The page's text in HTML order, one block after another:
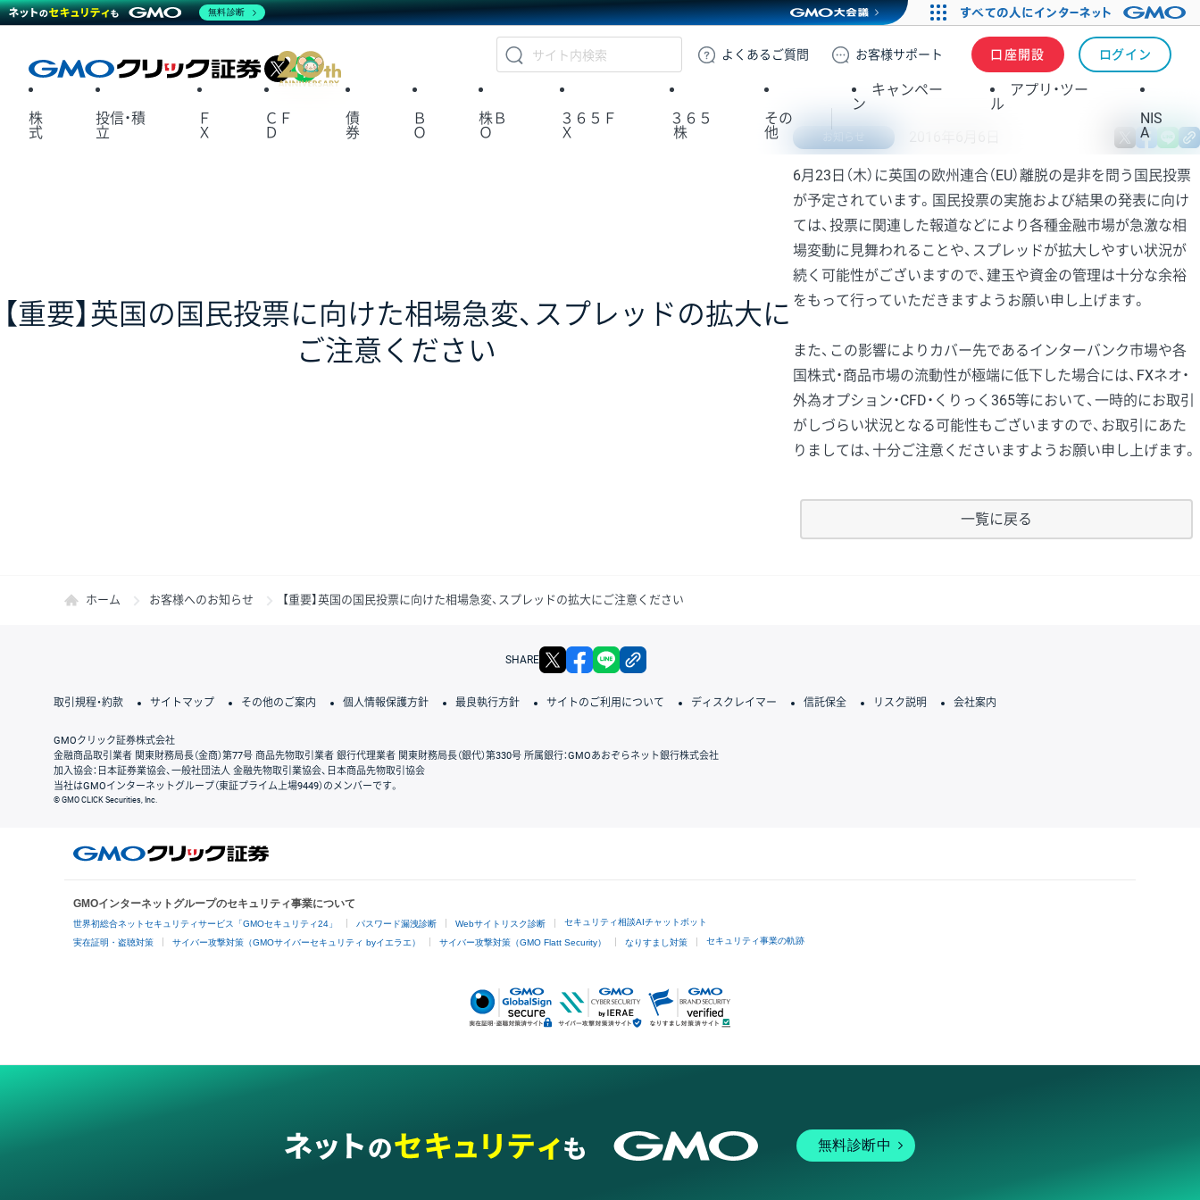
GMOクリック証券
よくある ご質問 お客様サポート 口座開設 ログイン
X
株
式
投信・積
立
Ｆ
Ｘ
ＣＦ
Ｄ
債
券
Ｂ
Ｏ
株Ｂ
Ｏ
３６５Ｆ
Ｘ
３６５
株
その
他
キャンペー
ン
アプリ・ツー
ル
NIS
A
【重要】英国の国民投票に向けた相場急変、スプレッドの拡大に
ご注意ください
X
6月23日（木）に英国の欧州連合（EU）離脱の是非を問う国民投票
が予定されています。国民投票の実施および結果の発表に向け
ては、投票に関連した報道などにより各種金融市場が急激な相
場変動に見舞われることや、スプレッドが拡大しやすい状況が
続く可能性がございますので、建玉や資金の管理は十分な余裕
をもって行っていただきますようお願い申し上げます。
また、この影響によりカバー先であるインターバンク市場や各
国株式・商品市場の流動性が極端に低下した場合には、FXネオ・
外為オプション・CFD・くりっく365等において、一時的にお取引
がしづらい状況となる可能性もございますので、お取引にあた
りましては、十分ご注意くださいますようお願い申し上げます。
一覧に戻る
ホーム お客様へのお知らせ 【重要】英国の国民投票に向けた相場急変、スプレッドの拡大にご注意ください
SHARE X facebook
取引規程・約款 サイトマップ その他のご案内 個人情報保護方針 最良執行方針 サイトのご利用について ディスクレイマー 信託保全 リスク説明 会社案内
GMOクリック証券株式会社
金融商品取引業者 関東財務局長（金商）第77号 商品先物取引業者 銀行代理業者 関東財務局長（銀代）第330号 所属銀行：GMOあおぞらネット銀行株式会社
加入協会：日本証券業協会、一般社団法人 金融先物取引業協会、日本商品先物取引協会
当社はGMOインターネットグループ（東証プライム上場9449）のメンバーです。
© GMO CLICK Securities, Inc.
GMOインターネットグループのセキュリティ事業について
世界初総合ネットセキュリティサービス「GMOセキュリティ24」 パスワード漏洩診断 Webサイトリスク診断 セキュリティ相談AIチャットボット
実在証明・盗聴対策 サイバー攻撃対策（GMOサイバーセキュリティ byイエラエ） サイバー攻撃対策（GMO Flatt Security） なりすまし対策 セキュリティ事業の軌跡
無料診断中
無料診断